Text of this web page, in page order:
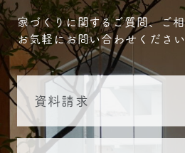
家づくりに関するご質問、ご
お気軽にお問い合わせください
資料請求